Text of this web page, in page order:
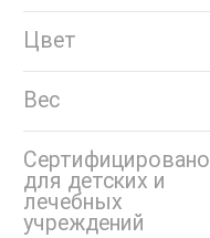
Цвет
Вес
Сертифицировано
для детских и
лечебных
учреждений